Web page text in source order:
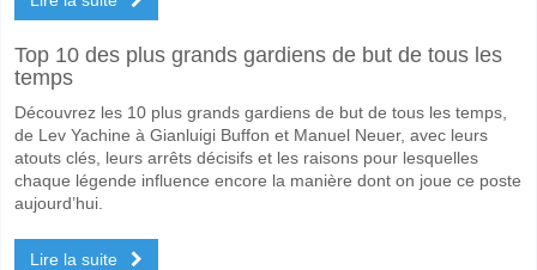
Top 10 des plus grands gardiens de but de tous les
temps
Découvrez les 10 plus grands gardiens de but de tous les temps,
de Lev Yachine à Gianluigi Buffon et Manuel Neuer, avec leurs
atouts clés, leurs arrêts décisifs et les raisons pour lesquelles
chaque légende influence encore la manière dont on joue ce poste
aujourd’hui.
Lire la suite